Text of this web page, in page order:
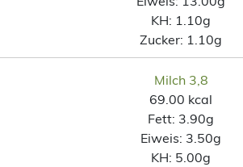
KH: 1.10g
Zucker: 1.10g
Milch 3,8
69.00 kcal
Fett: 3.90g
Eiweis: 3.50g
KH: 5.00g